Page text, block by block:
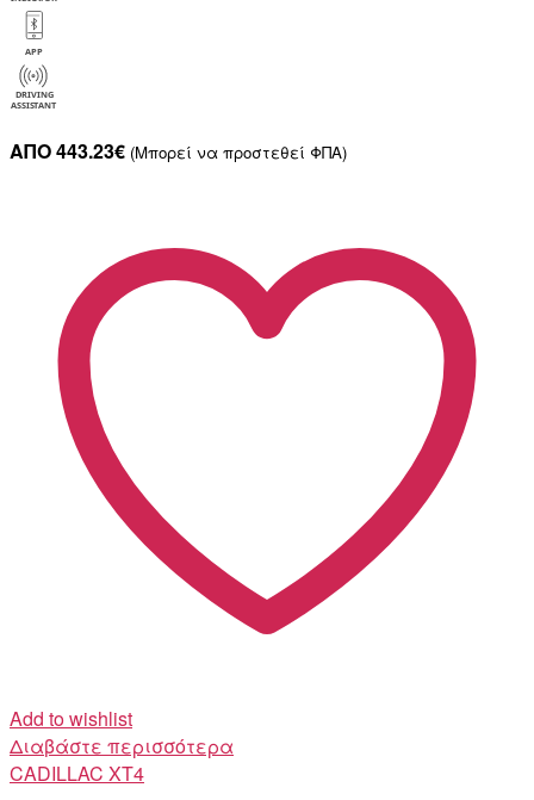
ΑΠΟ 443.23€ (Μπορεί να προστεθεί ΦΠΑ)
Add to wishlist
Διαβάστε περισσότερα
CADILLAC XT4